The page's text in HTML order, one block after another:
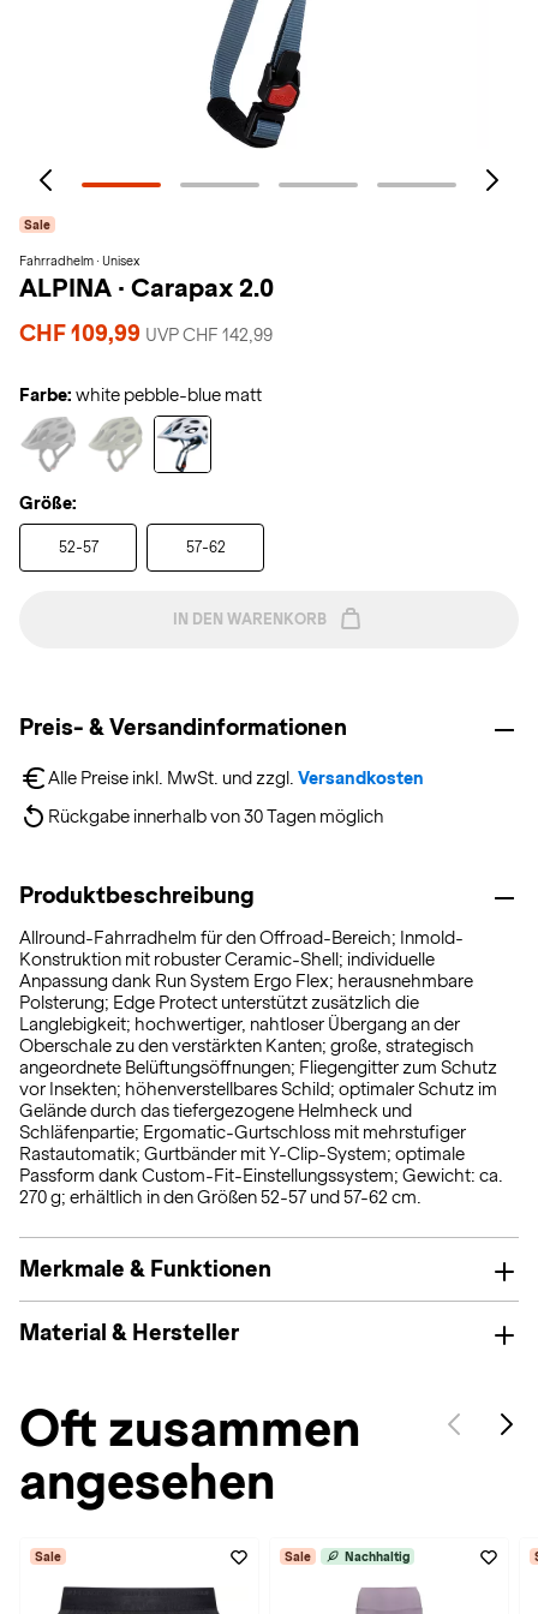
Sale
Fahrradhelm · Unisex
ALPINA · Carapax 2.0
CHF 109,99 UVP CHF 142,99
Farbe: white pebble-blue matt
Größe:
52-57 57-62
IN DEN WARENKORB
Preis- & Versandinformationen
Alle Preise inkl. MwSt. und zzgl. Versandkosten
Rückgabe innerhalb von 30 Tagen möglich
Produktbeschreibung
Allround-Fahrradhelm für den Offroad-Bereich; Inmold-
Konstruktion mit robuster Ceramic-Shell; individuelle
Anpassung dank Run System Ergo Flex; herausnehmbare
Polsterung; Edge Protect unterstützt zusätzlich die
Langlebigkeit; hochwertiger, nahtloser Übergang an der
Oberschale zu den verstärkten Kanten; große, strategisch
angeordnete Belüftungsöffnungen; Fliegengitter zum Schutz
vor Insekten; höhenverstellbares Schild; optimaler Schutz im
Gelände durch das tiefergezogene Helmheck und
Schläfenpartie; Ergomatic-Gurtschloss mit mehrstufiger
Rastautomatik; Gurtbänder mit Y-Clip-System; optimale
Passform dank Custom-Fit-Einstellungssystem; Gewicht: ca.
270 g; erhältlich in den Größen 52-57 und 57-62 cm.
Merkmale & Funktionen
Material & Hersteller
Oft zusammen
angesehen
Sale Sale Nachhaltig